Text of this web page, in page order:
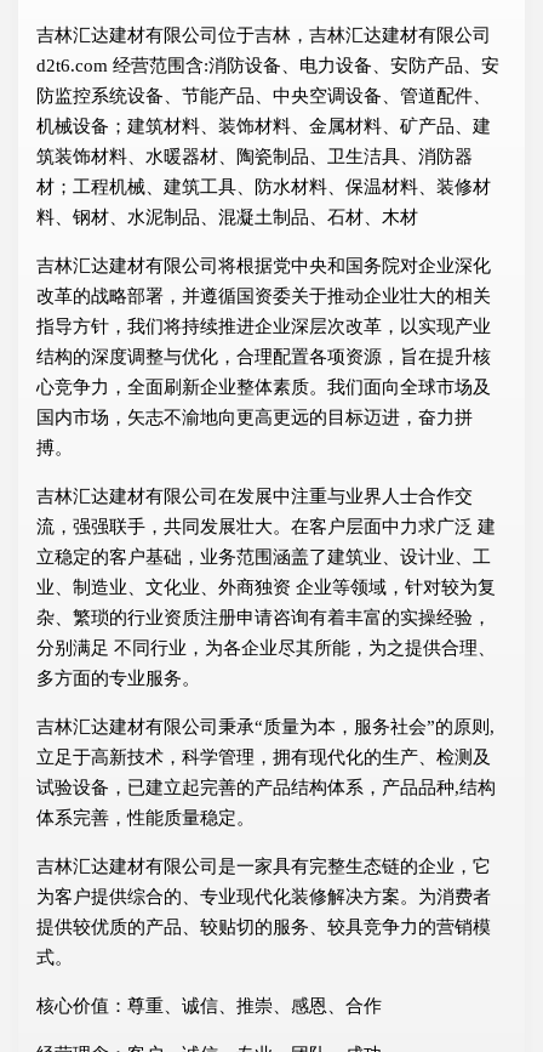
吉林汇达建材有限公司位于吉林，吉林汇达建材有限公司
d2t6.com 经营范围含:消防设备、电力设备、安防产品、安
防监控系统设备、节能产品、中央空调设备、管道配件、
机械设备；建筑材料、装饰材料、金属材料、矿产品、建
筑装饰材料、水暖器材、陶瓷制品、卫生洁具、消防器
材；工程机械、建筑工具、防水材料、保温材料、装修材
料、钢材、水泥制品、混凝土制品、石材、木材
吉林汇达建材有限公司将根据党中央和国务院对企业深化
改革的战略部署，并遵循国资委关于推动企业壮大的相关
指导方针，我们将持续推进企业深层次改革，以实现产业
结构的深度调整与优化，合理配置各项资源，旨在提升核
心竞争力，全面刷新企业整体素质。我们面向全球市场及
国内市场，矢志不渝地向更高更远的目标迈进，奋力拼
搏。
吉林汇达建材有限公司在发展中注重与业界人士合作交
流，强强联手，共同发展壮大。在客户层面中力求广泛 建
立稳定的客户基础，业务范围涵盖了建筑业、设计业、工
业、制造业、文化业、外商独资 企业等领域，针对较为复
杂、繁琐的行业资质注册申请咨询有着丰富的实操经验，
分别满足 不同行业，为各企业尽其所能，为之提供合理、
多方面的专业服务。
吉林汇达建材有限公司秉承“质量为本，服务社会”的原则,
立足于高新技术，科学管理，拥有现代化的生产、检测及
试验设备，已建立起完善的产品结构体系，产品品种,结构
体系完善，性能质量稳定。
吉林汇达建材有限公司是一家具有完整生态链的企业，它
为客户提供综合的、专业现代化装修解决方案。为消费者
提供较优质的产品、较贴切的服务、较具竞争力的营销模
式。
核心价值：尊重、诚信、推崇、感恩、合作